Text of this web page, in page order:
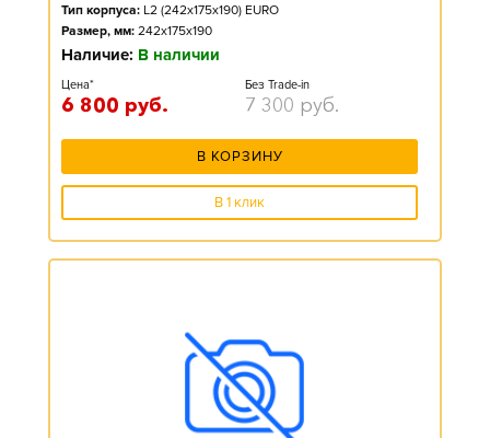
Тип корпуса: L2 (242x175x190) EURO
Размер, мм: 242x175x190
Наличие: В наличии
Цена*
6 800 руб.
Без Trade-in
7 300 руб.
В КОРЗИНУ
В 1 клик